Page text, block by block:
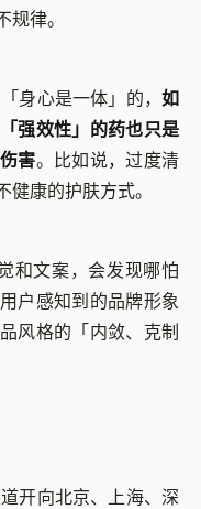
律。
身心是一体」的， 如
强效性」的药也只是
害。比如说，过度清
康的护肤方式。
和文案，会发现哪怕
户感知到的品牌形象
风格的「内敛、克制
开向北京、上海、深